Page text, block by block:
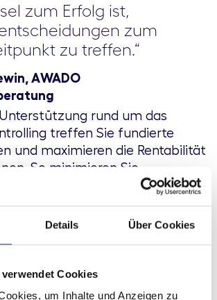
Details Über Cookies
Cookies
um Inhalte und Anzeigen zu
zum Erfolg ist,
zum
zu treffen.“
AWADO
rund um das
treffen Sie fundierte
und maximieren die Rentabilität
So minimieren Sie
und sichern die finanzielle
Unternehmens.
Fragen? Lassen